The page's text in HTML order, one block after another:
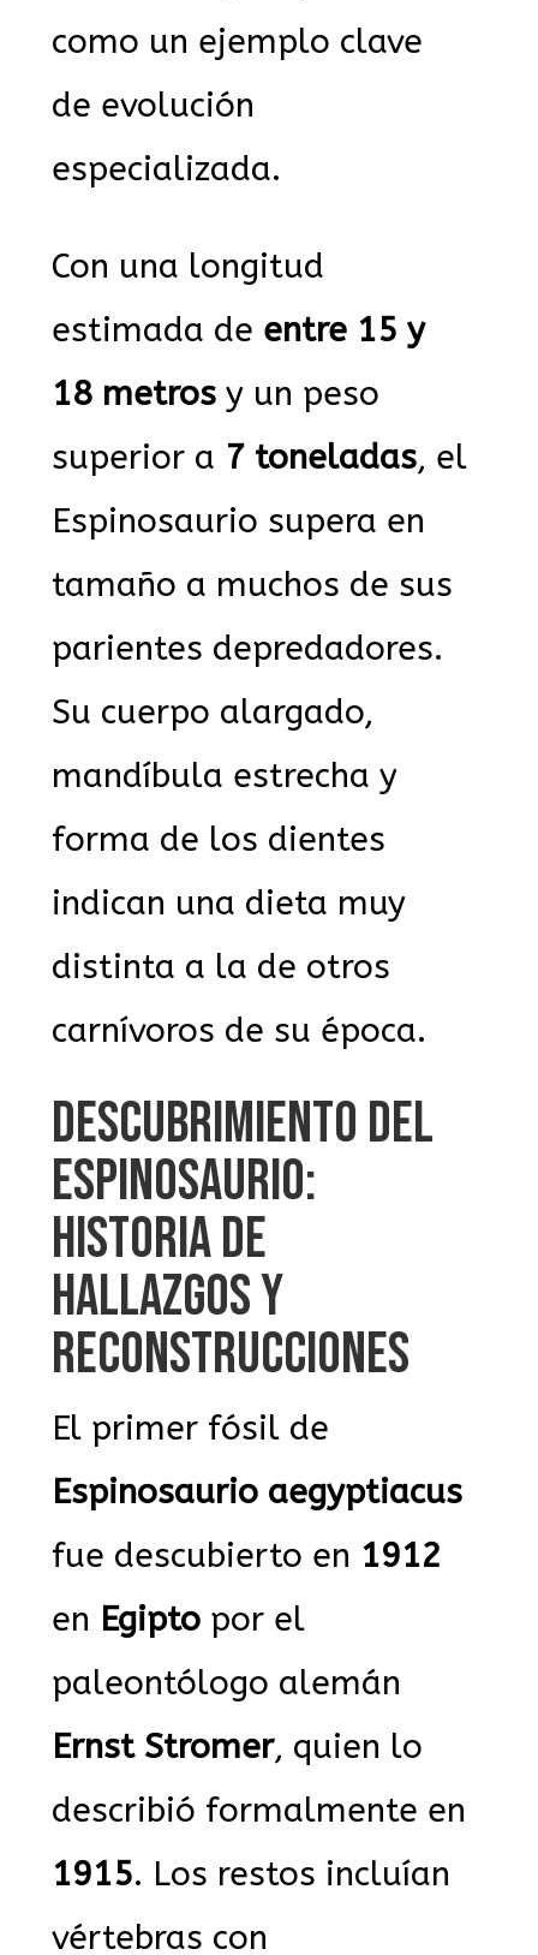
como un ejemplo clave
de evolución
especializada.
Con una longitud
estimada de entre 15 y
18 metros y un peso
superior a 7 toneladas, el
Espinosaurio supera en
tamaño a muchos de sus
parientes depredadores.
Su cuerpo alargado,
mandíbula estrecha y
forma de los dientes
indican una dieta muy
distinta a la de otros
carnívoros de su época.
DESCUBRIMIENTO DEL
ESPINOSAURIO:
HISTORIA DE
HALLAZGOS Y
RECONSTRUCCIONES
El primer fósil de
Espinosaurio aegyptiacus
fue descubierto en 1912
en Egipto por el
paleontólogo alemán
Ernst Stromer, quien lo
describió formalmente en
1915. Los restos incluían
vértebras con